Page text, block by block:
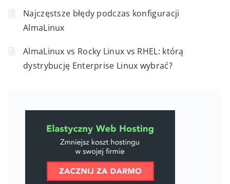
Najczęstsze błędy podczas konfiguracji
AlmaLinux
AlmaLinux vs Rocky Linux vs RHEL: którą
dystrybucję Enterprise Linux wybrać?